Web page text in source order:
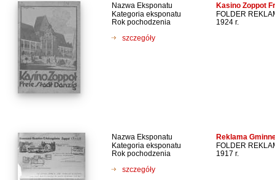
Nazwa Eksponatu Kasino Zoppot
Kategoria eksponatu
FOLDER
Rok pochodzenia
1924 r.
szczegóły
Nazwa Eksponatu Reklama
Kategoria eksponatu
FOLDER
Rok pochodzenia
1917 r.
szczegóły